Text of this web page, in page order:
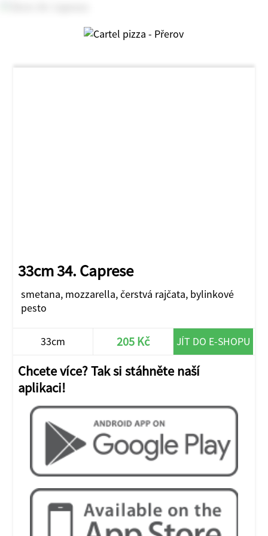
33cm 34. Caprese
smetana, mozzarella, čerstvá rajčata, bylinkové
pesto
33cm 205 Kč JÍT DO E-SHOPU
Chcete více? Tak si stáhněte naší
aplikaci!